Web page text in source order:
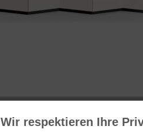
Wir respektieren Ihre